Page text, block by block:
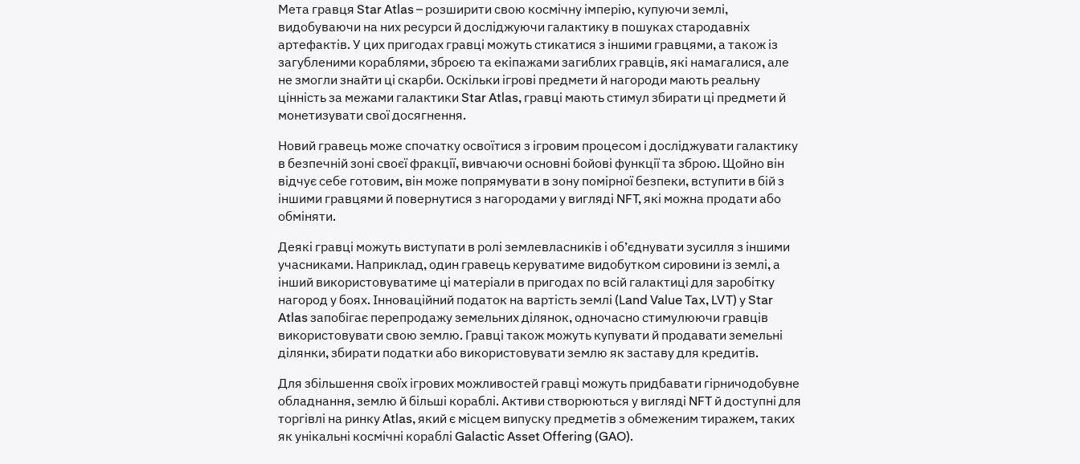
Мета гравця Star Atlas – розширити свою космічну імперію, купуючи землі,
видобуваючи на них ресурси й досліджуючи галактику в пошуках стародавніх
артефактів. У цих пригодах гравці можуть стикатися з іншими гравцями, а також із
загубленими кораблями, зброєю та екіпажами загиблих гравців, які намагалися, але
не змогли знайти ці скарби. Оскільки ігрові предмети й нагороди мають реальну
цінність за межами галактики Star Atlas, гравці мають стимул збирати ці предмети й
монетизувати свої досягнення.
Новий гравець може спочатку освоїтися з ігровим процесом і досліджувати галактику
в безпечній зоні своєї фракції, вивчаючи основні бойові функції та зброю. Щойно він
відчує себе готовим, він може попрямувати в зону помірної безпеки, вступити в бій з
іншими гравцями й повернутися з нагородами у вигляді NFT, які можна продати або
обміняти.
Деякі гравці можуть виступати в ролі землевласників і об’єднувати зусилля з іншими
учасниками. Наприклад, один гравець керуватиме видобутком сировини із землі, а
інший використовуватиме ці матеріали в пригодах по всій галактиці для заробітку
нагород у боях. Інноваційний податок на вартість землі (Land Value Tax, LVT) у Star
Atlas запобігає перепродажу земельних ділянок, одночасно стимулюючи гравців
використовувати свою землю. Гравці також можуть купувати й продавати земельні
ділянки, збирати податки або використовувати землю як заставу для кредитів.
Для збільшення своїх ігрових можливостей гравці можуть придбавати гірничодобувне
обладнання, землю й більші кораблі. Активи створюються у вигляді NFT й доступні для
торгівлі на ринку Atlas, який є місцем випуску предметів з обмеженим тиражем, таких
як унікальні космічні кораблі Galactic Asset Offering (GAO).